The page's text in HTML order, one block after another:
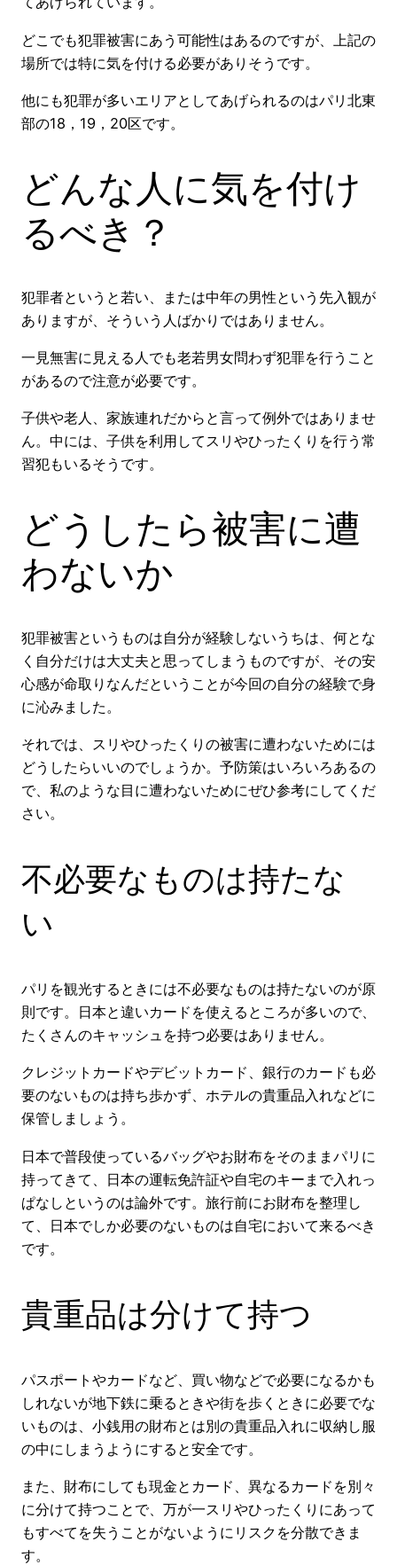
どこでも犯罪被害にあう可能性はあるのですが、上記の
場所では特に気を付ける必要がありそうです。
他にも犯罪が多いエリアとしてあげられるのはパリ北東
部の18，19，20区です。
どんな人に気を付け
るべき？
犯罪者というと若い、または中年の男性という先入観が
ありますが、そういう人ばかりではありません。
一見無害に見える人でも老若男女問わず犯罪を行うこと
があるので注意が必要です。
子供や老人、家族連れだからと言って例外ではありませ
ん。中には、子供を利用してスリやひったくりを行う常
習犯もいるそうです。
どうしたら被害に遭
わないか
犯罪被害というものは自分が経験しないうちは、何とな
く自分だけは大丈夫と思ってしまうものですが、その安
心感が命取りなんだということが今回の自分の経験で身
に沁みました。
それでは、スリやひったくりの被害に遭わないためには
どうしたらいいのでしょうか。予防策はいろいろあるの
で、私のような目に遭わないためにぜひ参考にしてくだ
さい。
不必要なものは持たな
い
パリを観光するときには不必要なものは持たないのが原
則です。日本と違いカードを使えるところが多いので、
たくさんのキャッシュを持つ必要はありません。
クレジットカードやデビットカード、銀行のカードも必
要のないものは持ち歩かず、ホテルの貴重品入れなどに
保管しましょう。
日本で普段使っているバッグやお財布をそのままパリに
持ってきて、日本の運転免許証や自宅のキーまで入れっ
ぱなしというのは論外です。旅行前にお財布を整理し
て、日本でしか必要のないものは自宅において来るべき
です。
貴重品は分けて持つ
パスポートやカードなど、買い物などで必要になるかも
しれないが地下鉄に乗るときや街を歩くときに必要でな
いものは、小銭用の財布とは別の貴重品入れに収納し服
の中にしまうようにすると安全です。
また、財布にしても現金とカード、異なるカードを別々
に分けて持つことで、万が一スリやひったくりにあって
もすべてを失うことがないようにリスクを分散できま
す。